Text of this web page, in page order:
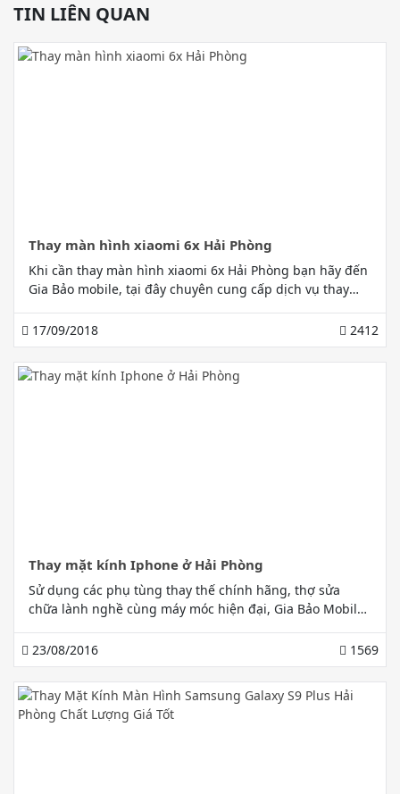
TIN LIÊN QUAN
Thay màn hình xiaomi 6x Hải Phòng
Khi cần thay màn hình xiaomi 6x Hải Phòng bạn hãy đến
Gia Bảo mobile, tại đây chuyên cung cấp dịch vụ thay
17/09/2018 2412
Thay mặt kính Iphone ở Hải Phòng
Sử dụng các phụ tùng thay thế chính hãng, thợ sửa
chữa lành nghề cùng máy móc hiện đại, Gia Bảo Mobile
dịch vụ sửa chữa điện thoại tốt nhất tại Hải Phòng. Liên
Hệ cho chúng tôi 0972 010 788
23/08/2016 1569